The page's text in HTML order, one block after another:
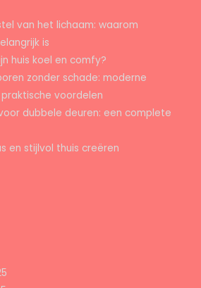
van het lichaam: waarom
is
huis koel en comfy?
zonder schade: moderne
voordelen
dubbele deuren: een complete
en stijlvol thuis creëren